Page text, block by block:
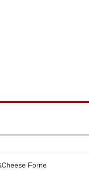
Forne